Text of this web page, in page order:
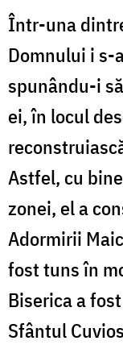
Într-una
Domnului i s-
spunându-i
ei, în locul
Astfel, cu
zonei, el a
Adormirii
fost tuns în
Biserica a
Sfântul